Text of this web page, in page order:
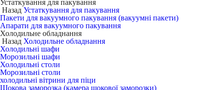
Устаткування для пакування
Назад Устаткування для пакування
Пакети для вакуумного пакування (вакуумні пакети)
Апарати для вакуумного пакування
Холодильне обладнання
Назад Холодильне обладнання
Холодильні шафи
Морозильні шафи
Холодильні столи
Морозильні столи
холодильні вітрини для піци
Шокова заморозка (камера шокової заморозки)